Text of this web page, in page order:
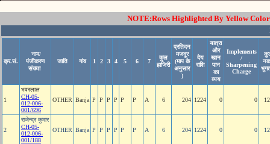
NOTE:Rows Highlighted By Yellow
क्र.सं.
नाम/
पंजीकरण
संख्या
जाति गांव 1 2 3 4 5 6 7
कुल
हाजिरी
प्रतिदन
मजदूर
(माप के
अनुसार
)
देय
राशि
यात्रा
और
खान
पान
का
व्यय
Implements
/
Sharpening
Charge
1
भवरलाल
CH-05-
012-006-
001/696
OTHER Banja P P P P P P A 6 204 1224 0 0
2
राजेन्‍द्र कुमार
CH-05-
012-006-
001/188
OTHER Banja P P P P P P A 6 204 1224 0 0